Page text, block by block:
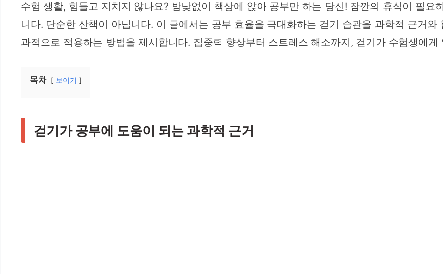
수험 생활, 힘들고 지치지 않나요? 밤낮없이 책상에 앉아 공부만 하는 당신! 잠깐의 휴식이 필요
니다. 단순한 산책이 아닙니다. 이 글에서는 공부 효율을 극대화하는 걷기 습관을 과학적 근거
과적으로 적용하는 방법을 제시합니다. 집중력 향상부터 스트레스 해소까지, 걷기가 수험생에
목차 보이기
걷기가 공부에 도움이 되는 과학적 근거